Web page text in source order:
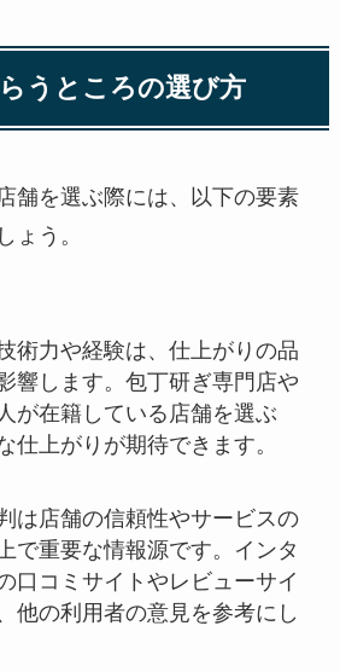
うところの選び方
舗を選ぶ際には、以下の要素
ょう。
術力や経験は、仕上がりの品
響します。包丁研ぎ専門店や
が在籍している店舗を選ぶ
仕上がりが期待できます。
は店舗の信頼性やサービスの
で重要な情報源です。インタ
口コミサイトやレビューサイ
他の利用者の意見を参考にし